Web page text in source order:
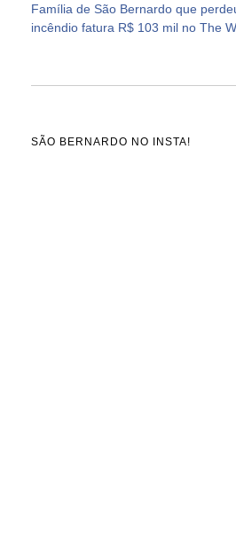
Família de São Bernardo que
incêndio fatura R$ 103 mil no The
SÃO BERNARDO NO INSTA!